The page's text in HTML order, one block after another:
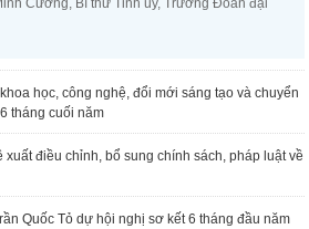
học, công nghệ, đổi mới sáng tạo và chuyển
tháng cuối năm
điều chỉnh, bổ sung chính sách, pháp luật về
Quốc Tỏ dự hội nghị sơ kết 6 tháng đầu năm